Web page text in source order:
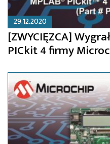
29.12.2020
[ZWYCIĘZCA]
PICkit 4 firmy